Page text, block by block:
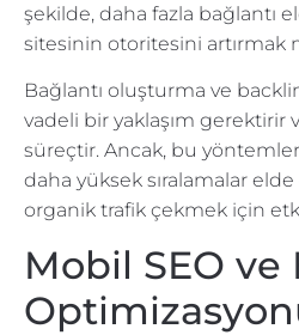
şekilde, daha fazla bağlantı
sitesinin otoritesini artırmak
Bağlantı oluşturma ve
vadeli bir yaklaşım gerektirir
süreçtir. Ancak, bu
daha yüksek sıralamalar
organik trafik çekmek için
Mobil SEO ve